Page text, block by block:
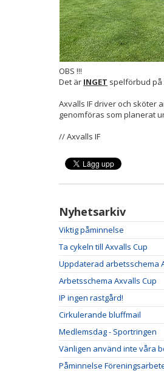
OBS !!!
Det är INGET spelförbud på
Axvalls IF driver och sköter
genomföras som planerat
// Axvalls IF
Nyhetsarkiv
Viktig påminnelse
Ta cykeln till Axvalls Cup
Uppdaterad arbetsschema
Arbetsschema Axvalls Cup
IP ingen rastgård!
Cirkulerande bluffmail
Medlemsdag - Sportringen
Vänligen använd inte våra
Påminnelse